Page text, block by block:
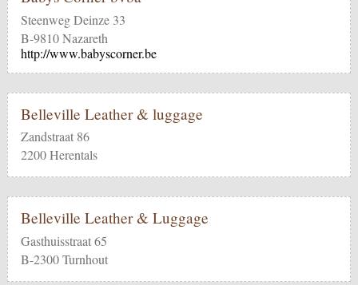
Steenweg Deinze 33
B-9810 Nazareth
http://www.babyscorner.be
Belleville Leather & luggage
Zandstraat 86
2200 Herentals
Belleville Leather & Luggage
Gasthuisstraat 65
B-2300 Turnhout